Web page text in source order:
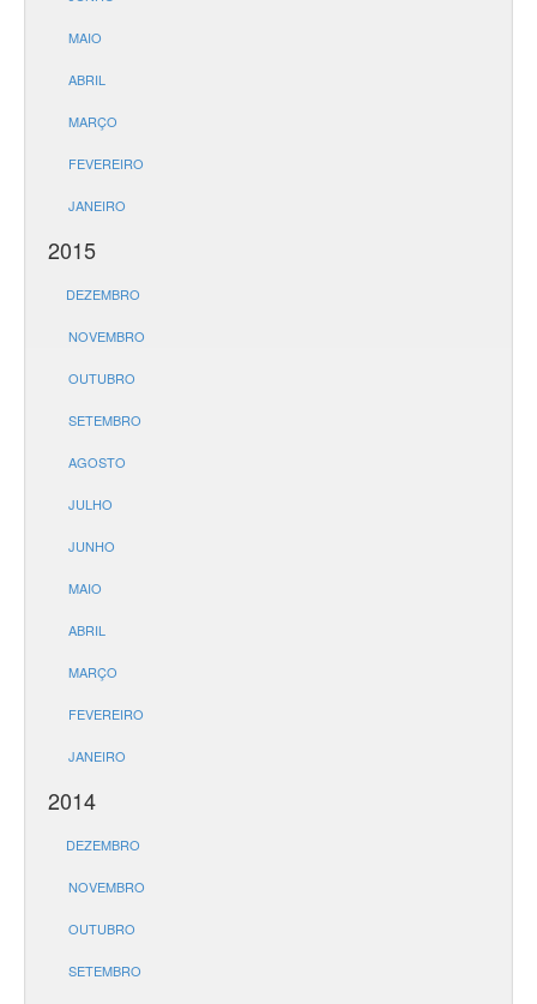
MAIO
ABRIL
MARÇO
FEVEREIRO
JANEIRO
2015
DEZEMBRO
NOVEMBRO
OUTUBRO
SETEMBRO
AGOSTO
JULHO
JUNHO
MAIO
ABRIL
MARÇO
FEVEREIRO
JANEIRO
2014
DEZEMBRO
NOVEMBRO
OUTUBRO
SETEMBRO